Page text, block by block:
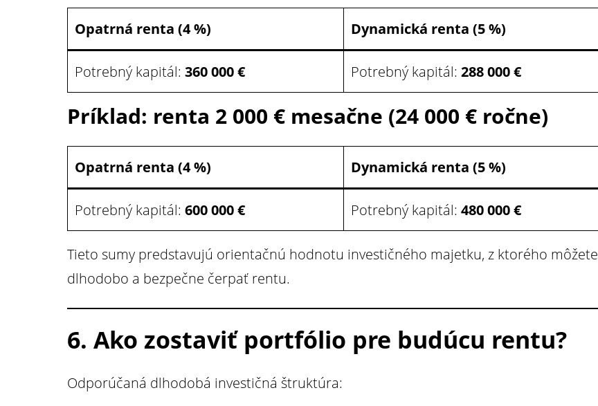
Opatrná renta (4 %) Dynamická renta (5 %)
Potrebný kapitál: 360 000 € Potrebný kapitál: 288 000 €
Príklad: renta 2 000 € mesačne (24 000 € ročne)
Opatrná renta (4 %) Dynamická renta (5 %)
Potrebný kapitál: 600 000 € Potrebný kapitál: 480 000 €
Tieto sumy predstavujú orientačnú hodnotu investičného majetku, z ktorého môžete
dlhodobo a bezpečne čerpať rentu.
6. Ako zostaviť portfólio pre budúcu rentu?
Odporúčaná dlhodobá investičná štruktúra: